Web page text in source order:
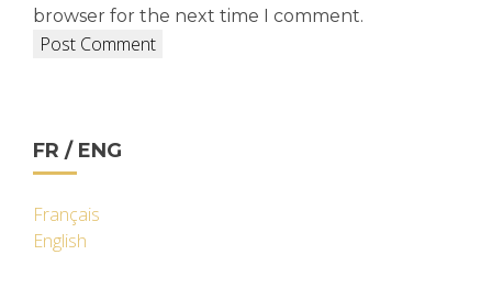
browser for the next time I comment.
FR / ENG
Français
English